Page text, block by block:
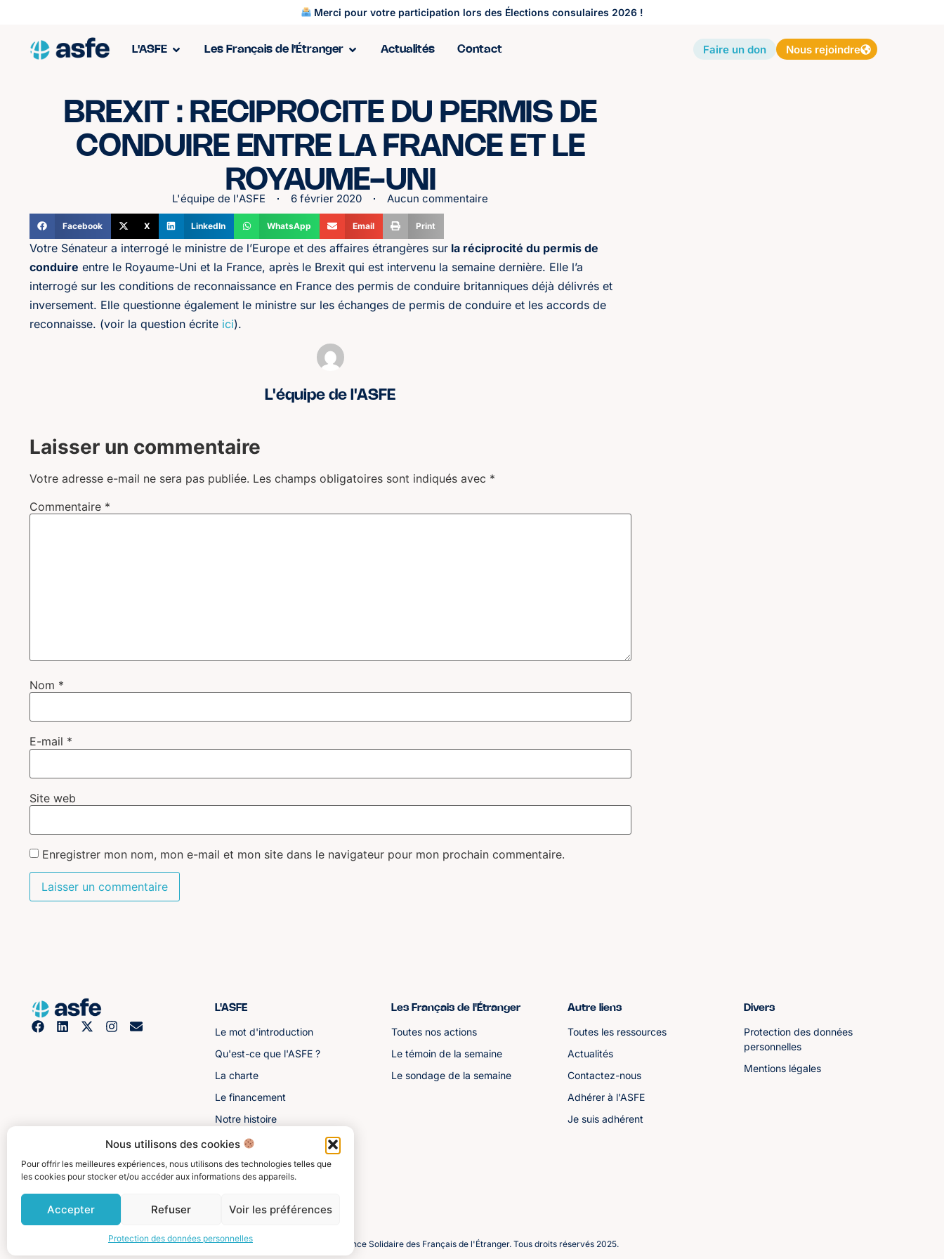
Nous utilisons des cookies
Pour offrir les meilleures expériences, nous utilisons des technologies telles que
les cookies pour stocker et/ou accéder aux informations des appareils.
Accepter Refuser Voir les préférences
Protection des données personnelles
Merci pour votre participation lors des Élections consulaires 2026 !
L'ASFE Les Français de l'Étranger Actualités Contact Faire un don Nous rejoindre
BREXIT : RECIPROCITE DU PERMIS DE
CONDUIRE ENTRE LA FRANCE ET LE
ROYAUME-UNI
L'équipe de l'ASFE 6 février 2020 Aucun commentaire
Facebook X LinkedIn WhatsApp Email Print
Votre Sénateur a interrogé le ministre de l’Europe et des affaires étrangères sur la réciprocité du permis de
conduire entre le Royaume-Uni et la France, après le Brexit qui est intervenu la semaine dernière. Elle l’a
interrogé sur les conditions de reconnaissance en France des permis de conduire britanniques déjà délivrés et
inversement. Elle questionne également le ministre sur les échanges de permis de conduire et les accords de
reconnaisse. (voir la question écrite ici).
L'équipe de l'ASFE
Laisser un commentaire
Votre adresse e-mail ne sera pas publiée. Les champs obligatoires sont indiqués avec *
Commentaire *
Nom *
E-mail *
Site web
Enregistrer mon nom, mon e-mail et mon site dans le navigateur pour mon prochain commentaire.
L'ASFE
Le mot d'introduction
Qu'est-ce que l'ASFE ?
La charte
Le financement
Notre histoire
Les sénateurs
Les Français de l'Étranger
Toutes nos actions
Le témoin de la semaine
Le sondage de la semaine
Autre liens
Toutes les ressources
Actualités
Contactez-nous
Adhérer à l'ASFE
Je suis adhérent
Divers
Protection des données
personnelles
Mentions légales
©️ Alliance Solidaire des Français de l'Étranger. Tous droits réservés 2025.